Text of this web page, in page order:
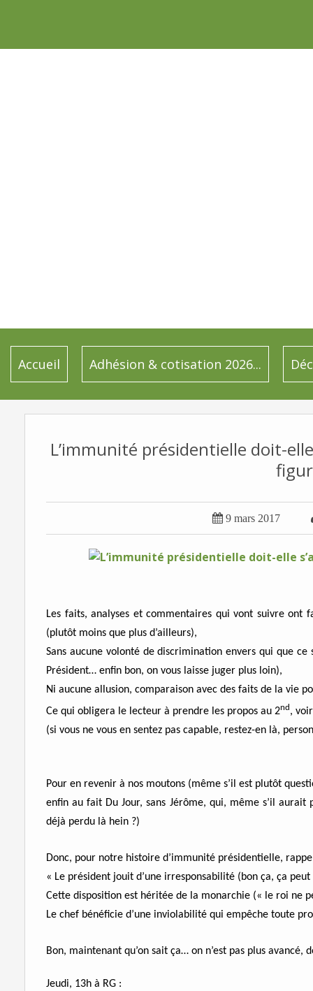
Accueil Adhésion & cotisation 2026...
L’immunité présidentielle doit-
 9 mars 2017
Les faits, analyses et commentaires qui vont suivre ont
(plutôt moins que plus d’ailleurs),
Sans aucune volonté de discrimination envers qui que
Président… enfin bon, on vous laisse juger plus loin),
Ni aucune allusion, comparaison avec des faits de la vie
Ce qui obligera le lecteur à prendre les propos au 2nd ,
(si vous ne vous en sentez pas capable, restez-en là,
Pour en revenir à nos moutons (même s’il est plutôt
enfin au fait Du Jour, sans Jérôme, qui, même s’il
déjà perdu là hein ?)
Donc, pour notre histoire d’immunité présidentielle,
« Le président jouit d’une irresponsabilité (bon ça, ça
Cette disposition est héritée de la monarchie (« le roi ne
Le chef bénéficie d’une inviolabilité qui empêche toute
Bon, maintenant qu’on sait ça… on n’est pas plus avancé,
Jeudi, 13h à RG :